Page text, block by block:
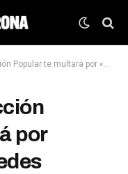
te multará por «exponerte» en redes
por